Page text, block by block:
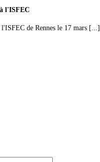
l'ISFEC
l'ISFEC de Rennes le 17 mars [...]